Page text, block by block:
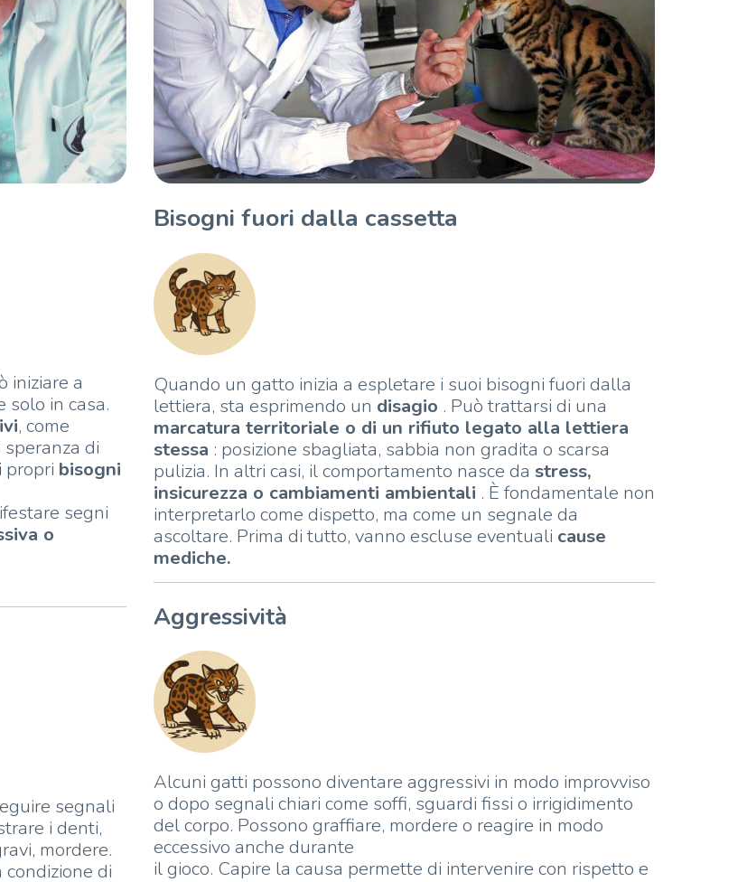
iniziare a
solo in casa.
, come
di
propri bisogni
segni
o
segnali
i denti,
mordere.
condizione di
Bisogni fuori dalla cassetta
Quando un gatto inizia a espletare i suoi bisogni fuori dalla
lettiera, sta esprimendo un disagio . Può trattarsi di una
marcatura territoriale o di un rifiuto legato alla lettiera
stessa : posizione sbagliata, sabbia non gradita o scarsa
pulizia. In altri casi, il comportamento nasce da stress,
insicurezza o cambiamenti ambientali . È fondamentale non
interpretarlo come dispetto, ma come un segnale da
ascoltare. Prima di tutto, vanno escluse eventuali cause
mediche.
Aggressività
Alcuni gatti possono diventare aggressivi in modo improvviso
o dopo segnali chiari come soffi, sguardi fissi o irrigidimento
del corpo. Possono graffiare, mordere o reagire in modo
eccessivo anche durante
il gioco. Capire la causa permette di intervenire con rispetto e